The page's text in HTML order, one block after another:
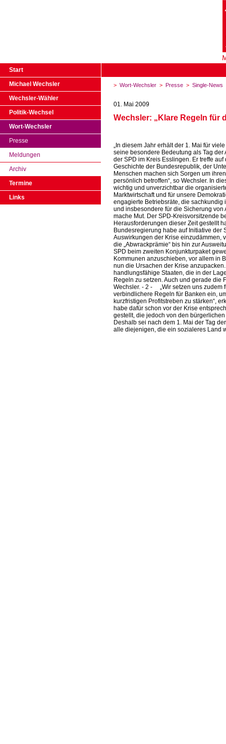
Start
Michael Wechsler
Wechsler-Wähler
Politik-Wechsel
Wort-Wechsler
Presse
Meldungen
Archiv
Termine
Links
> Wort-Wechsler > Presse > Single-News
01. Mai 2009
Wechsler: „Klare Regeln für
„In diesem Jahr erhält der 1. Mai für
seine besondere Bedeutung als Tag der
der SPD im Kreis Esslingen. Er treffe
Geschichte der Bundesrepublik, der
Menschen machen sich Sorgen um
persönlich betroffen“, so Wechsler. In
wichtig und unverzichtbar die
Marktwirtschaft und für unsere
engagierte Betriebsräte, die
und insbesondere für die Sicherung
mache Mut. Der SPD-Kreisvorsitzende
Herausforderungen dieser Zeit gestellt
Bundesregierung habe auf Initiative der
Auswirkungen der Krise einzudämmen,
die „Abwrackprämie“ bis hin zur
SPD beim zweiten Konjunkturpaket
Kommunen anzuschieben, vor allem in
nun die Ursachen der Krise
handlungsfähige Staaten, die in der
Regeln zu setzen. Auch und gerade die
Wechsler. - 2 - „Wir setzen uns zudem
verbindlichere Regeln für Banken ein,
kurzfristigen Profitstreben zu stärken“,
habe dafür schon vor der Krise
gestellt, die jedoch von den
Deshalb sei nach dem 1. Mai der Tag
alle diejenigen, die ein sozialeres Land